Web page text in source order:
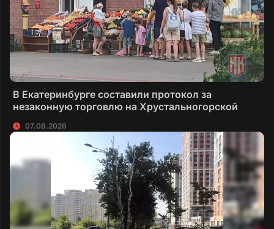
В Екатеринбурге составили протокол за
незаконную торговлю на Хрустальногорской
07.08.2026